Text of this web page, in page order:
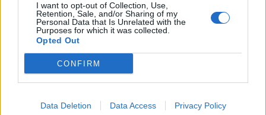
I want to opt-out of Collection, Use,
Retention, Sale, and/or Sharing of my
Personal Data that Is Unrelated with the
Purposes for which it was collected.
Opted Out
CONFIRM
Data Deletion Data Access Privacy Policy